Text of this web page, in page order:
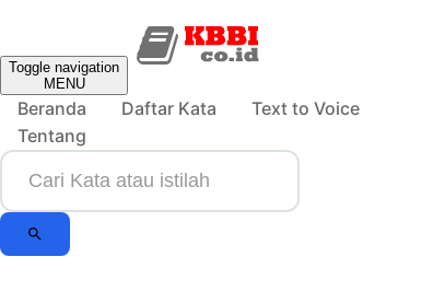
Toggle navigation
MENU
Beranda Daftar Kata
Text to Voice
Tentang